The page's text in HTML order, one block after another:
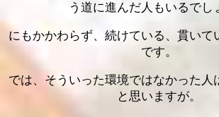
う道に進んだ人もいるでし
にもかかわらず、続けている、貫いて
です。
では、そういった環境ではなかった人
と思いますが。